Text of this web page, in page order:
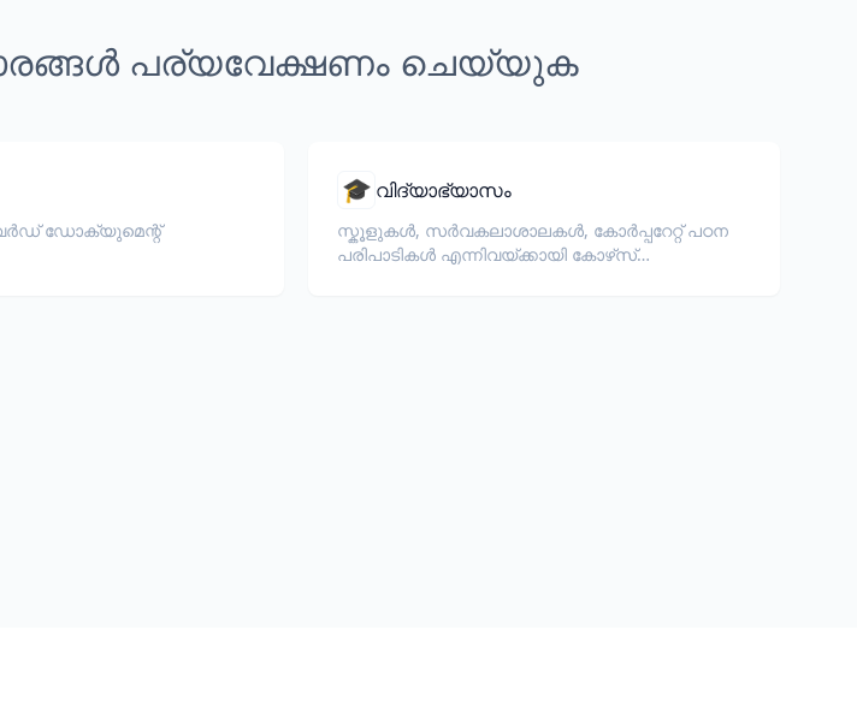
പര്യവേക്ഷണം ചെയ്യുക
ഡോക്യുമെന്റ്
🎓 വിദ്യാഭ്യാസം
സ്കൂളുകൾ, സർവകലാശാലകൾ, കോർപ്പറേറ്റ് പഠന
പരിപാടികൾ എന്നിവയ്ക്കായി കോഴ്‌സ്